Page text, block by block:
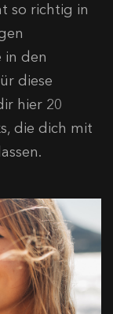
so richtig in
in den
diese
hier 20
die dich mit